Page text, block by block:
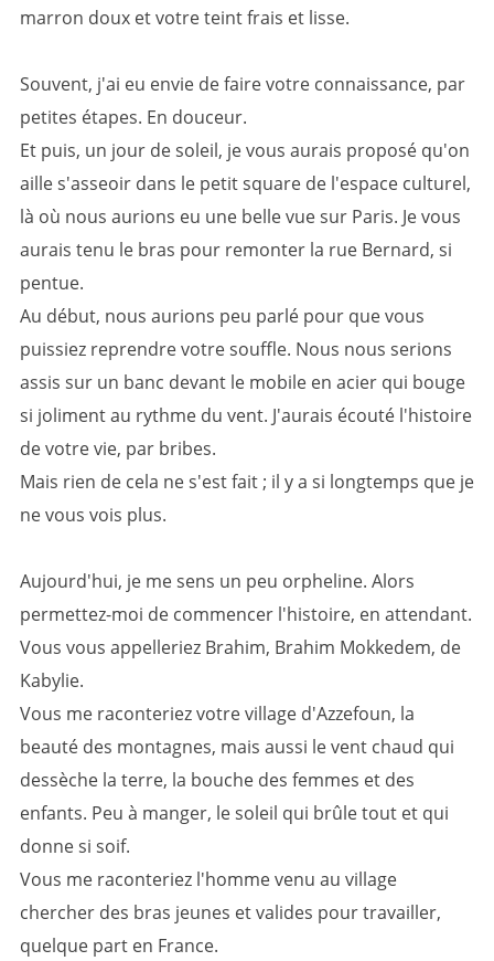
marron doux et votre teint frais et lisse.
Souvent, j'ai eu envie de faire votre connaissance, par
petites étapes. En douceur.
Et puis, un jour de soleil, je vous aurais proposé qu'on
aille s'asseoir dans le petit square de l'espace culturel,
là où nous aurions eu une belle vue sur Paris. Je vous
aurais tenu le bras pour remonter la rue Bernard, si
pentue.
Au début, nous aurions peu parlé pour que vous
puissiez reprendre votre souffle. Nous nous serions
assis sur un banc devant le mobile en acier qui bouge
si joliment au rythme du vent. J'aurais écouté l'histoire
de votre vie, par bribes.
Mais rien de cela ne s'est fait ; il y a si longtemps que je
ne vous vois plus.
Aujourd'hui, je me sens un peu orpheline. Alors
permettez-moi de commencer l'histoire, en attendant.
Vous vous appelleriez Brahim, Brahim Mokkedem, de
Kabylie.
Vous me raconteriez votre village d'Azzefoun, la
beauté des montagnes, mais aussi le vent chaud qui
dessèche la terre, la bouche des femmes et des
enfants. Peu à manger, le soleil qui brûle tout et qui
donne si soif.
Vous me raconteriez l'homme venu au village
chercher des bras jeunes et valides pour travailler,
quelque part en France.